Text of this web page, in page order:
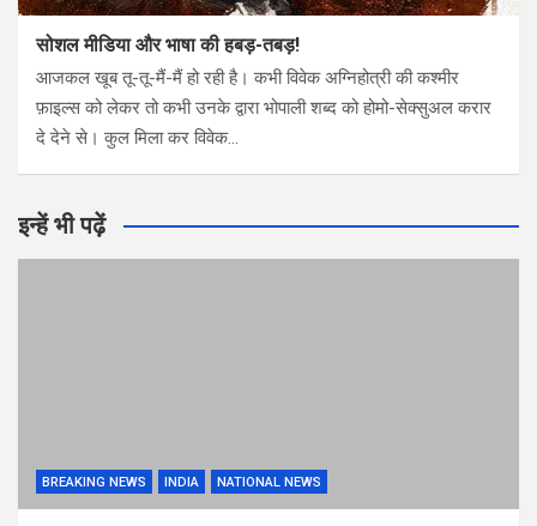
सोशल मीडिया और भाषा की हबड़-तबड़!
आजकल खूब तू-तू-मैं-मैं हो रही है। कभी विवेक अग्निहोत्री की कश्मीर
फ़ाइल्स को लेकर तो कभी उनके द्वारा भोपाली शब्द को होमो-सेक्सुअल करार
दे देने से। कुल मिला कर विवेक…
इन्हें भी पढ़ें
BREAKING NEWS INDIA NATIONAL NEWS